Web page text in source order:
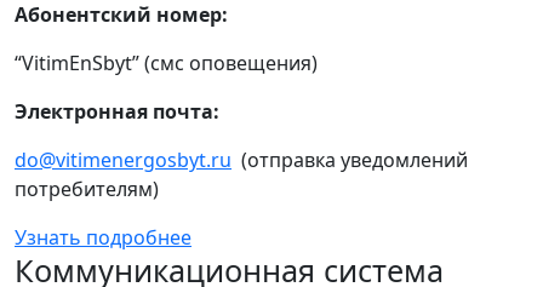
Абонентский номер:
“VitimEnSbyt” (смс оповещения)
Электронная почта:
do@vitimenergosbyt.ru (отправка уведомлений
потребителям)
Узнать подробнее
Коммуникационная система